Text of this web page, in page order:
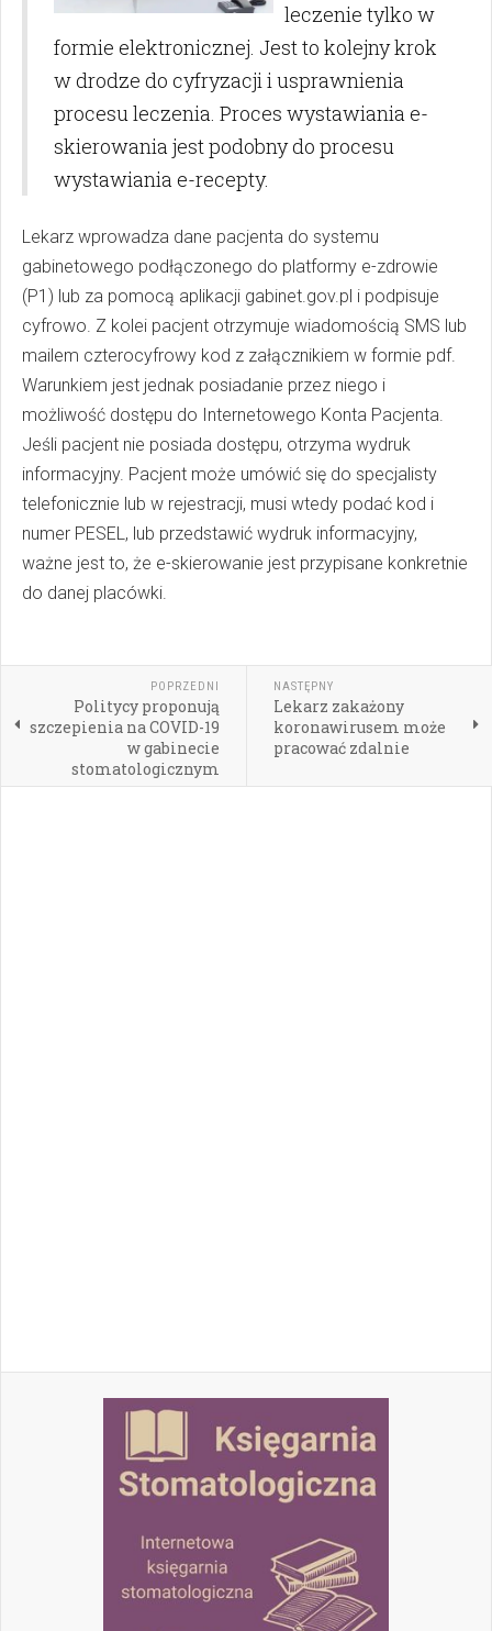
leczenie tylko w
formie elektronicznej. Jest to kolejny krok
w drodze do cyfryzacji i usprawnienia
procesu leczenia. Proces wystawiania e-
skierowania jest podobny do procesu
wystawiania e-recepty.
Lekarz wprowadza dane pacjenta do systemu
gabinetowego podłączonego do platformy e-zdrowie
(P1) lub za pomocą aplikacji gabinet.gov.pl i podpisuje
cyfrowo. Z kolei pacjent otrzymuje wiadomością SMS lub
mailem czterocyfrowy kod z załącznikiem w formie pdf.
Warunkiem jest jednak posiadanie przez niego i
możliwość dostępu do Internetowego Konta Pacjenta.
Jeśli pacjent nie posiada dostępu, otrzyma wydruk
informacyjny. Pacjent może umówić się do specjalisty
telefonicznie lub w rejestracji, musi wtedy podać kod i
numer PESEL, lub przedstawić wydruk informacyjny,
ważne jest to, że e-skierowanie jest przypisane konkretnie
do danej placówki.
POPRZEDNI
Politycy proponują
szczepienia na COVID-19
w gabinecie
stomatologicznym
NASTĘPNY
Lekarz zakażony
koronawirusem może
pracować zdalnie